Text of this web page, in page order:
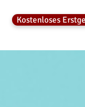
Kostenloses